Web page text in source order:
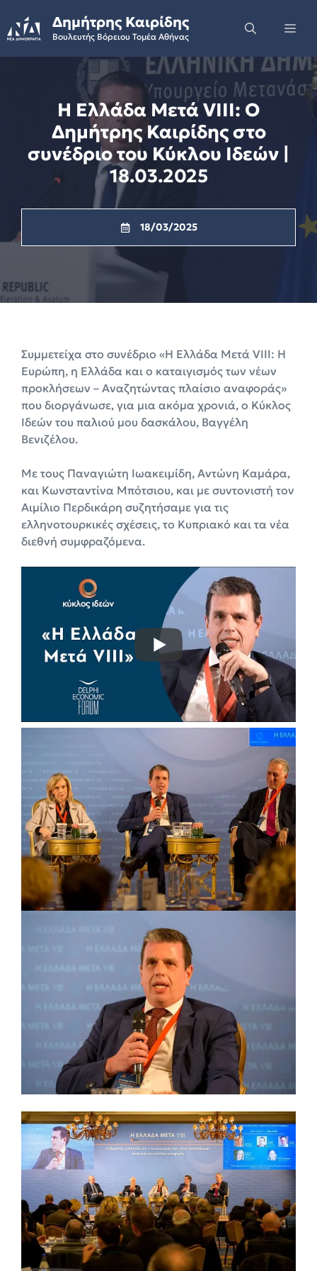
to
content
Δημήτρης Καιρίδης
Βουλευτής Βόρειου Τομέα Αθήνας
Η Ελλάδα Μετά VIIΙ: Ο
Δημήτρης Καιρίδης στο
συνέδριο του Κύκλου Ιδεών |
18.03.2025
18/03/2025
Συμμετείχα στο συνέδριο «Η Ελλάδα Μετά VIIΙ: Η
Ευρώπη, η Ελλάδα και ο καταιγισμός των νέων
προκλήσεων – Αναζητώντας πλαίσιο αναφοράς»
που διοργάνωσε, για μια ακόμα χρονιά, ο Κύκλος
Ιδεών του παλιού μου δασκάλου, Βαγγέλη
Βενιζέλου.
Με τους Παναγιώτη Ιωακειμίδη, Αντώνη Καμάρα,
και Κωνσταντίνα Μπότσιου, και με συντονιστή τον
Αιμίλιο Περδικάρη συζητήσαμε για τις
ελληνοτουρκικές σχέσεις, το Κυπριακό και τα νέα
διεθνή συμφραζόμενα.